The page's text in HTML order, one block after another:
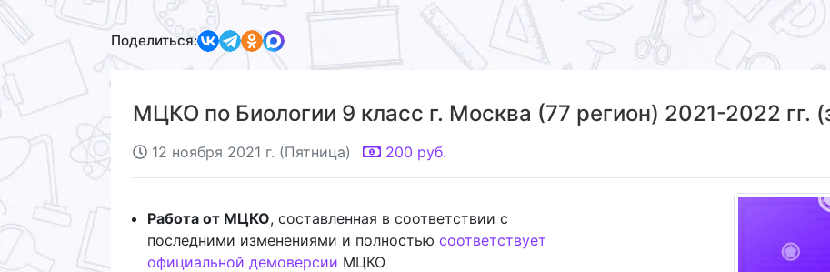
Поделиться:
МЦКО по Биологии 9 класс г. Москва (77 регион) 2021-2022 гг.
12 ноября 2021 г. (Пятница) 200 руб.
Работа от МЦКО, составленная в соответствии с
последними изменениями и полностью соответствует
официальной демоверсии МЦКО